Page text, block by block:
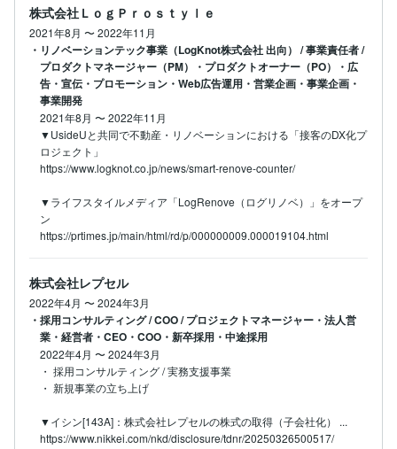
株式会社ＬｏｇＰｒｏｓｔｙｌｅ
2021年8月 〜2022年11月
・リノベーションテック事業（LogKnot株式会社 出向） / 事業責任者 /
プロダクトマネージャー（PM）・プロダクトオーナー（PO）・広
告・宣伝・プロモーション・Web広告運用・営業企画・事業企画・
事業開発
2021年8月 〜2022年11月
▼UsideUと共同で不動産・リノベーションにおける「接客のDX化プ
ロジェクト」
https://www.logknot.co.jp/news/smart-renove-counter/
▼ライフスタイルメディア「LogRenove（ログリノベ）」をオープ
ン
https://prtimes.jp/main/html/rd/p/000000009.000019104.html
株式会社レプセル
2022年4月 〜2024年3月
・採用コンサルティング / COO / プロジェクトマネージャー・法人営
業・経営者・CEO・COO・新卒採用・中途採用
2022年4月 〜2024年3月
・ 採用コンサルティング / 実務支援事業
・ 新規事業の立ち上げ
▼イシン[143A]：株式会社レプセルの株式の取得（子会社化） ...
https://www.nikkei.com/nkd/disclosure/tdnr/20250326500517/